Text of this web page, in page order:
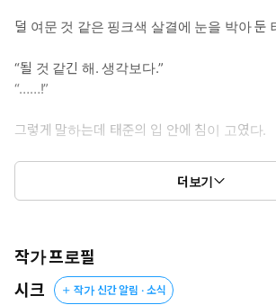
덜 여문 것 같은 핑크색 살결에 눈을 박아 둔
“될 것 같긴 해. 생각보다.”
“……!”
그렇게 말하는데 태준의 입 안에 침이 고였다.
그러나 태준의 움직임이 더 빨랐다.
“아윽!”
더보기
작가 프로필
시크
작가 신간 알림 · 소식